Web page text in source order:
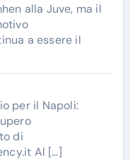
alla Juve, ma il
a essere il
per il Napoli:
di
Al […]